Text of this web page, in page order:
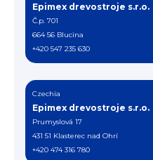
Epimex drevostroje s.r.o.
Č.p. 701
664 56 Blucina
+420 547 235 630
Czechia
Epimex drevostroje s.r.o.
Prumyslová 17
431 51 Klasterec nad Ohrí ‍
+420 474 316 780